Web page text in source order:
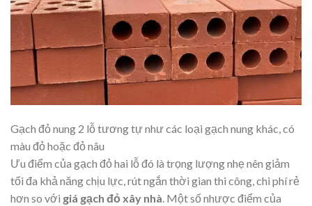
Gạch đỏ nung 2 lỗ tương tự như các loại gạch nung khác, có
màu đỏ hoặc đỏ nâu
Ưu điểm của gạch đỏ hai lỗ đó là trọng lượng nhẹ nên giảm
tối đa khả năng chịu lực, rút ngắn thời gian thi công, chi phí rẻ
hơn so với giá gạch đỏ xây nhà. Một số nhược điểm của